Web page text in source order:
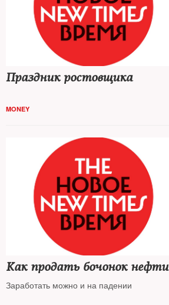
Праздник ростовщика
MONEY
Как продать бочонок нефти
Заработать можно и на падении